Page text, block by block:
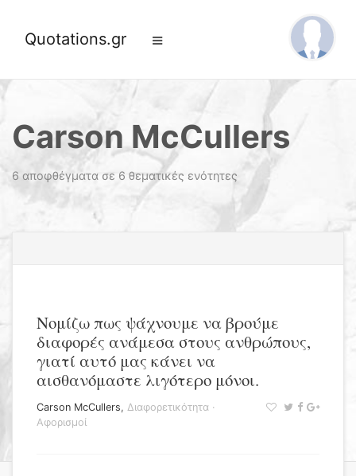
Quotations.gr
Carson McCullers
6 αποφθέγματα σε 6 θεματικές ενότητες
Νομίζω πως ψάχνουμε να βρούμε
διαφορές ανάμεσα στους ανθρώπους,
γιατί αυτό μας κάνει να
αισθανόμαστε λιγότερο μόνοι.
Carson McCullers, Διαφορετικότητα ·
Αφορισμοί